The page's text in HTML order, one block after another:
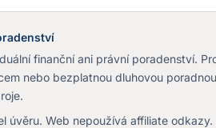
finanční ani právní poradenství.
nebo bezplatnou dluhovou
úvěru. Web nepoužívá affiliate odkazy.